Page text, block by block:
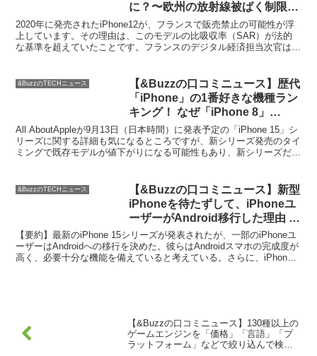
に？〜欧州の放射線被ばく制限に
抵触 – iPhone Mania
2020年に発売されたiPhone12が、フランスで販売禁止の可能性が浮
上しています。その理由は、このモデルの比吸収率（SAR）が法的
な基準を超えていたことです。フランスのデジタル経済担当次官は、
&BuzzのTECHニュース
【&Buzzの口コミニュース】歴代
「iPhone」の1番好きな機種ラン
キング！ なぜ「iPhone 8」
「iPhone SE」は根強い人気なの
か【専門家が考察】 – ライブドア
ニュース
All AboutAppleが9月13日（日本時間）に発表予定の「iPhone 15」シ
リーズに関する詳細も気になるところですが、新シリーズ発売のタイ
ミングで既存モデルが値下がりになる可能性もあり、新シリーズだけ
&BuzzのTECHニュース
【&Buzzの口コミニュース】新型
iPhoneを待たずして、iPhoneユ
ーザーがAndroid移行した理由 |
ROOMIE（ルーミー）
【要約】最新のiPhone 15シリーズが発表されたが、一部のiPhoneユ
ーザーはAndroidへの移行を決めた。彼らはAndroidスマホの完成度が
高く、必要十分な機能を備えていると考えている。さらに、iPhone
【&Buzzの口コミニュース】130種以上の
ゲームエンジンを「価格」「言語」「プ
ラットフォーム」などで絞り込んで検索